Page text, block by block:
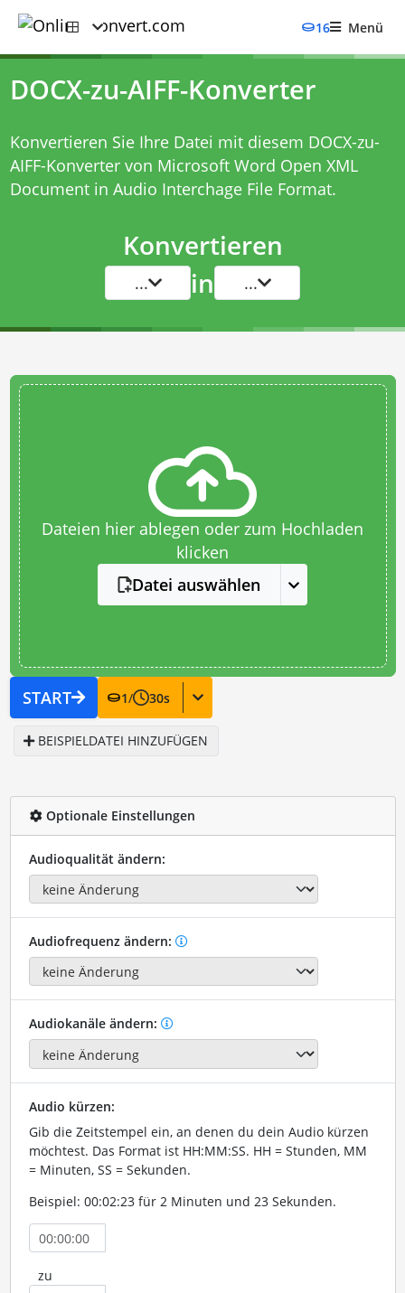
16 Menü
DOCX-zu-AIFF-Konverter
Konvertieren Sie Ihre Datei mit diesem DOCX-zu-
AIFF-Konvertervon Microsoft Word Open XML
Document in Audio Interchage File Format.
Konvertieren
... in ...
Dateien hier ablegen oder zum Hochladen
klicken
Datei auswählen
START 1/ 30s
BEISPIELDATEI HINZUFÜGEN
Optionale Einstellungen
Audioqualität ändern:
Audiofrequenz ändern:
Audiokanäle ändern:
Audio kürzen:
Gib die Zeitstempel ein, an denen du dein Audio kürzen
möchtest. Das Format ist HH:MM:SS. HH = Stunden, MM
= Minuten, SS = Sekunden.
Beispiel: 00:02:23 für 2 Minuten und 23 Sekunden.
zu